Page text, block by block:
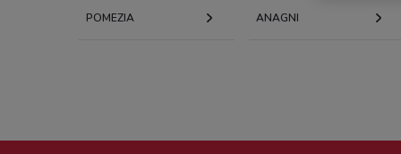
POMEZIA ANAGNI